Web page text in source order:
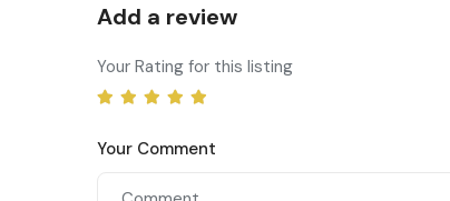
Add a review
Your Rating for this listing
Your Comment